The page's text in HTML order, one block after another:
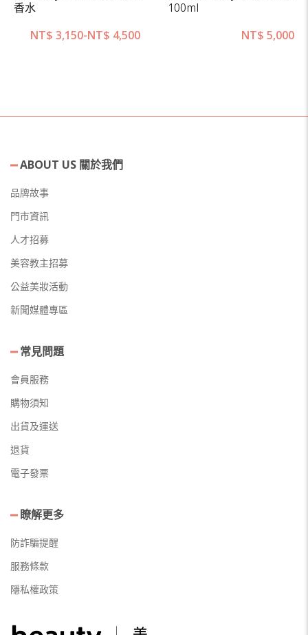
香水
NT$ 3,150-NT$ 4,500
100ml
NT$ 5,000
ABOUT US 關於我們
品牌故事
門市資訊
人才招募
美容教主招募
公益美妝活動
新聞媒體專區
常見問題
會員服務
購物須知
出貨及運送
退貨
電子發票
瞭解更多
防詐騙提醒
服務條款
隱私權政策